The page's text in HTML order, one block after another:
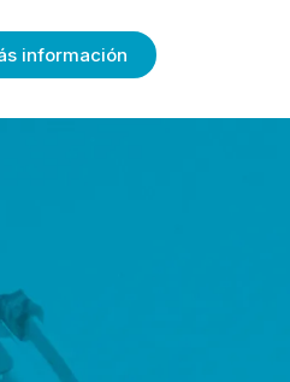
información